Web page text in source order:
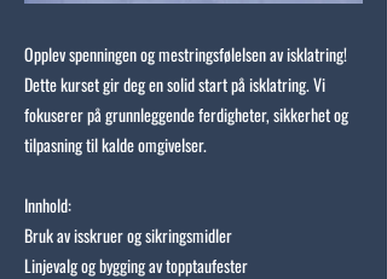
Opplev spenningen og mestringsfølelsen av isklatring!
Dette kurset gir deg en solid start på isklatring. Vi
fokuserer på grunnleggende ferdigheter, sikkerhet og
tilpasning til kalde omgivelser.
Innhold:
Bruk av isskruer og sikringsmidler
Linjevalg og bygging av topptaufester